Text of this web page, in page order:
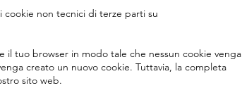
cookie non tecnici di terze parti su
tuo browser in modo tale che nessun cookie venga
creato un nuovo cookie. Tuttavia, la completa
sito web.